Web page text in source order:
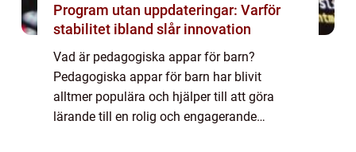
Program utan uppdateringar: Varför
stabilitet ibland slår innovation
Vad är pedagogiska appar för barn?
Pedagogiska appar för barn har blivit
alltmer populära och hjälper till att göra
lärande till en rolig och engagerande